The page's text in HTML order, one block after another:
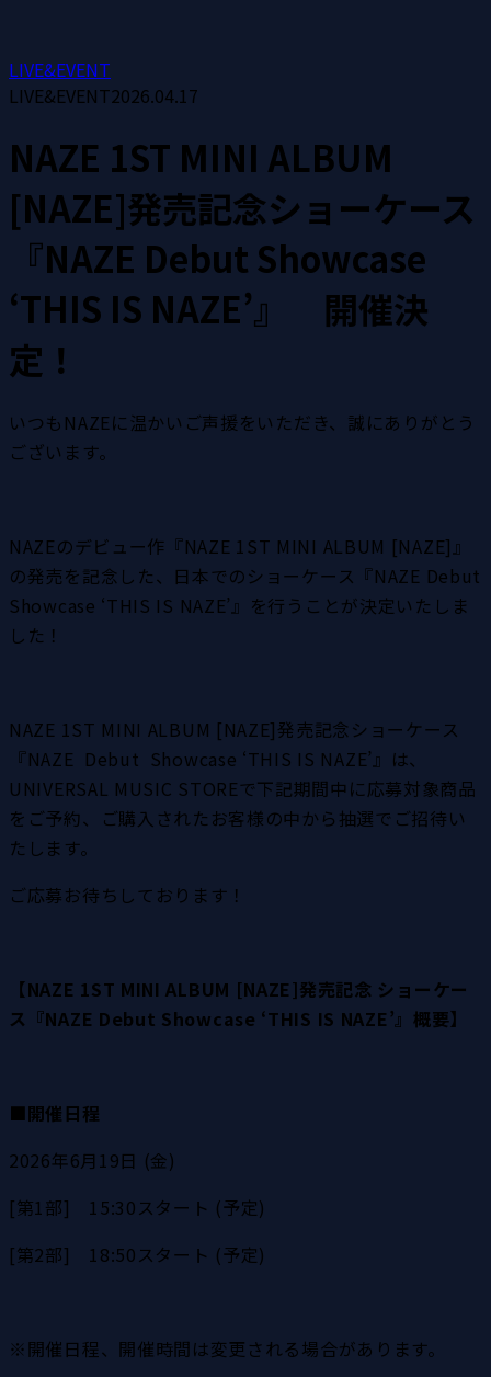
LIVE&EVENT
LIVE&EVENT2026.04.17
NAZE 1ST MINI ALBUM
[NAZE]発売記念ショーケース
『NAZE Debut Showcase
‘THIS IS NAZE’』 開催決
定！
いつもNAZEに温かいご声援をいただき、誠にありがとう
ございます。
NAZEのデビュー作『NAZE 1ST MINI ALBUM [NAZE]』
の発売を記念した、日本でのショーケース『NAZE Debut
Showcase ‘THIS IS NAZE’』を行うことが決定いたしま
した！
NAZE 1ST MINI ALBUM [NAZE]発売記念ショーケース
『NAZE  Debut  Showcase ‘THIS IS NAZE’』は、
UNIVERSAL MUSIC STOREで下記期間中に応募対象商品
をご予約、ご購入されたお客様の中から抽選でご招待い
たします。
ご応募お待ちしております！
【NAZE 1ST MINI ALBUM [NAZE]発売記念 ショーケー
ス『NAZE Debut Showcase ‘THIS IS NAZE’』概要】
■開催日程
2026年6月19日 (金)
[第1部]　15:30スタート (予定)
[第2部]　18:50スタート (予定)
※開催日程、開催時間は変更される場合があります。